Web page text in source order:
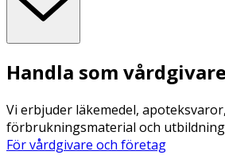
Handla som
Vi erbjuder läkemedel, apoteksvaror,
förbrukningsmaterial och
För vårdgivare och företag